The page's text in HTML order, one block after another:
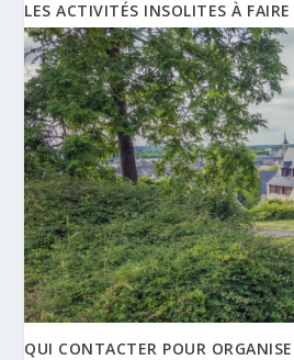
LES ACTIVITÉS INSOLITES À
QUI CONTACTER POUR